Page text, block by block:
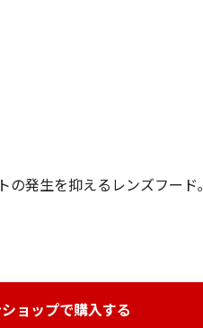
の発生を抑えるレンズフード｡
ョップで購入する